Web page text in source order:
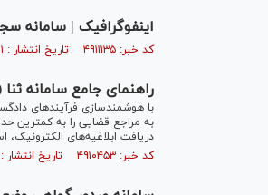
اینفوگرافیک | سامانه
کد خبر: ۴۹۱۱۱۳۵ تاریخ انتشار : ۱۴۰۵/۰۵/۱۱
راهنمای جامع سامانه
با هوشمندسازی فرآیند‌های
به مراجع قضایی را به کمترین
دریافت ابلاغیه‌های الکترونیک، استعلام
کد خبر: ۴۹۱۰۴۵۳ تاریخ انتشار : ۱۴۰۵/۰۵/۰۶